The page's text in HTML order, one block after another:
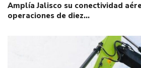
Amplía Jalisco su conectividad
operaciones de diez…